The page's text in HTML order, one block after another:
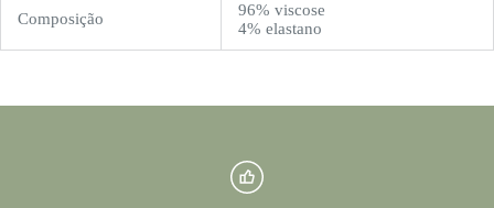
Composição
96% viscose
4% elastano